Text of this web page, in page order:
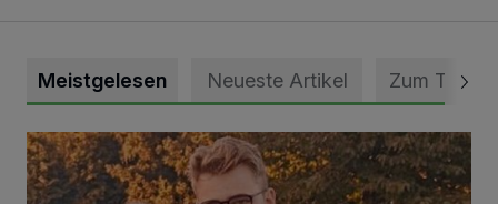
Meistgelesen Neueste Artikel Zum Thema
Mit Herzblut die Gemeinschaft leben